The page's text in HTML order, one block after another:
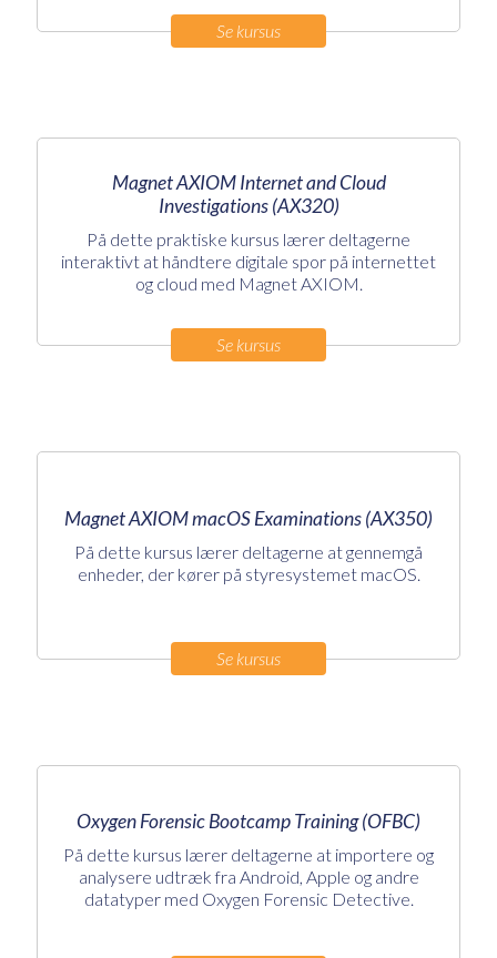
Se kursus
Magnet AXIOM Internet and Cloud
Investigations (AX320)
På dette praktiske kursus lærer deltagerne
interaktivt at håndtere digitale spor på internettet
og cloud med Magnet AXIOM.
Se kursus
Magnet AXIOM macOS Examinations (AX350)
På dette kursus lærer deltagerne at gennemgå
enheder, der kører på styresystemet macOS.
Se kursus
Oxygen Forensic Bootcamp Training (OFBC)
På dette kursus lærer deltagerne at importere og
analysere udtræk fra Android, Apple og andre
datatyper med Oxygen Forensic Detective.